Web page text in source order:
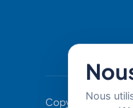
Copyright © 2026
Nous